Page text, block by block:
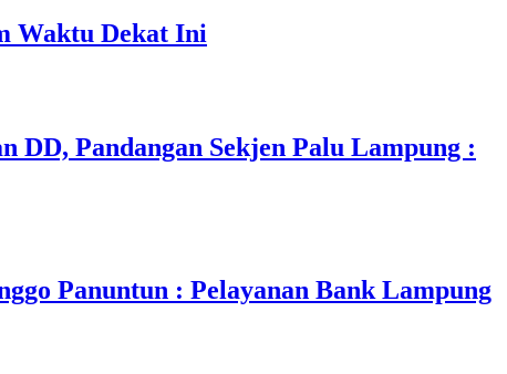
Waktu Dekat Ini
DD, Pandangan Sekjen Palu Lampung :
Panuntun : Pelayanan Bank Lampung